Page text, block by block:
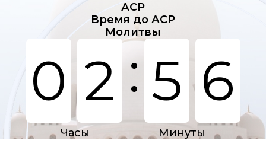
АСР
Время до АСР
Молитвы
0 2 : 5 6
Часы Минуты